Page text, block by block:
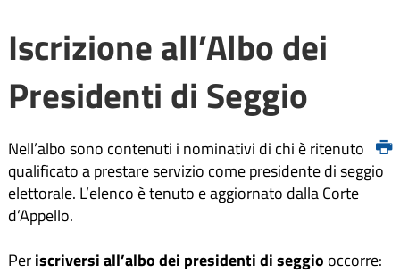
Iscrizione all’Albo dei
Presidenti di Seggio
Nell’albo sono contenuti i nominativi di chi è ritenuto
qualificato a prestare servizio come presidente di seggio
elettorale. L’elenco è tenuto e aggiornato dalla Corte
d’Appello.
Periscriversi all’albo dei presidenti di seggio occorre: